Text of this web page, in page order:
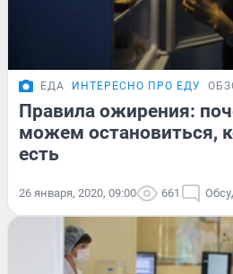
ЕДА ИНТЕРЕСНО ПРО ЕДУ
Правила ожирения:
можем остановиться,
есть
26 января, 2020, 09:00 661